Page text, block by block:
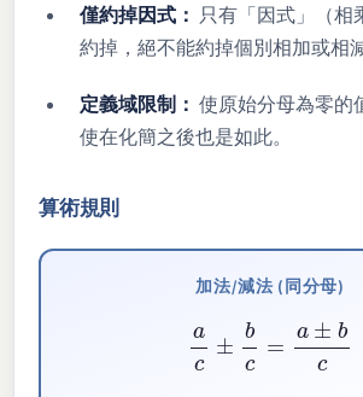
僅約掉因式： 只有「因式」（相
約掉，絕不能約掉個別相加或相
定義域限制： 使原始分母為零的
使在化簡之後也是如此。
算術規則
加法/減法 (同分母)
b ± bc